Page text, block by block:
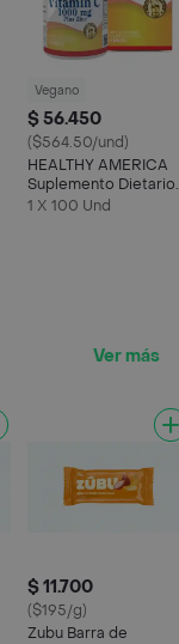
Vegano
$ 56.450
($564.50/und)
HEALTHY AMERICA
Suplemento Dietario
Vitamina C
1 X 100 Und
Ver más
$ 11.700
($195/g)
Zubu Barra de